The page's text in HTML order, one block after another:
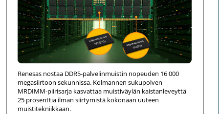
Renesas nostaa DDR5-palvelinmuistin nopeuden 16 000
megasiirtoon sekunnissa. Kolmannen sukupolven
MRDIMM-piirisarja kasvattaa muistiväylän kaistanleveyttä
25 prosenttia ilman siirtymistä kokonaan uuteen
muistitekniikkaan.